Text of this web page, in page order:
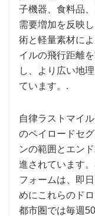
子機器、食料品
需要増加を反映
術と軽量素材に
イルの飛行距離
し、より広い地
ています。.
自律ラストマイ
のペイロードセ
ンの範囲とエン
進されています
フォームは、即
めにこれらのド
都市圏では毎週